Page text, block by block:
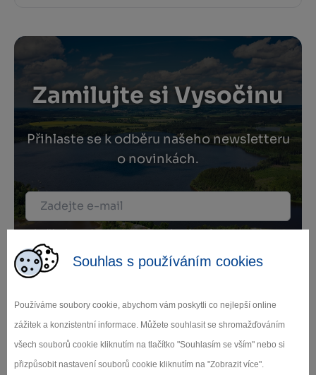
Souhlas s používáním cookies
Používáme soubory cookie, abychom vám poskytli co nejlepší online
zážitek a konzistentní informace. Můžete souhlasit se shromažďováním
všech souborů cookie kliknutím na tlačítko "Souhlasím se vším" nebo si
přizpůsobit nastavení souborů cookie kliknutím na "Zobrazit více".
Zamilujte si Vysočinu
Přihlaste se k odběru našeho newsletteru
o novinkách.
Záleží nám na ochraně osobních údajů.
Odebírat
Naši partneři